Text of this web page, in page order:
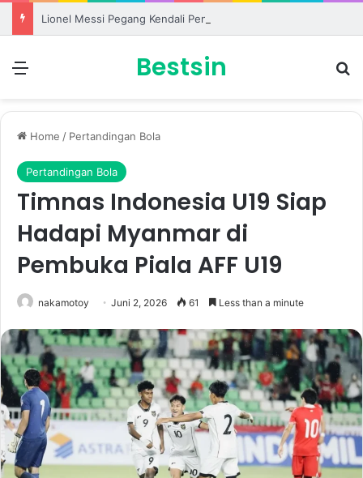
Bestsin
Home / Pertandingan Bola
Pertandingan Bola
Timnas Indonesia U19 Siap
Hadapi Myanmar di
Pembuka Piala AFF U19
nakamotoy Juni 2, 2026 61 Less than a minute